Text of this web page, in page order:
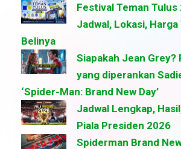
Festival Teman Tulus
Jadwal, Lokasi,
Belinya
Siapakah Jean Grey?
yang diperankan
‘Spider-Man: Brand New Day’
Jadwal Lengkap,
Piala Presiden 2026
Spiderman Brand